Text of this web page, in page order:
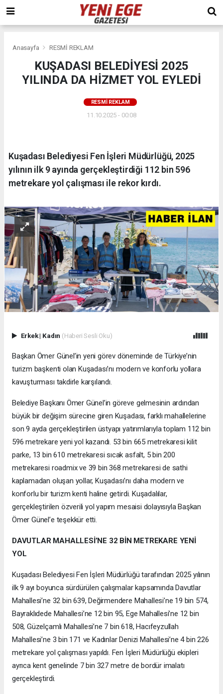
Anasayfa RESMİ REKLAM
KUŞADASI BELEDİYESİ 2025
YILINDA DA HİZMET YOL EYLEDİ
RESMİ REKLAM
11.10.2025 - 00:08
Kuşadası Belediyesi Fen İşleri Müdürlüğü, 2025
yılının ilk 9 ayında gerçekleştirdiği 112 bin 596
metrekare yol çalışması ile rekor kırdı.
Erkek| Kadın (Haberi Sesli Oku)
Başkan Ömer Günel’in yeni görev döneminde de Türkiye’nin
turizm başkenti olan Kuşadası’nı modern ve konforlu yollara
kavuşturması takdirle karşılandı.
Belediye Başkanı Ömer Günel’in göreve gelmesinin ardından
büyük bir değişim sürecine giren Kuşadası, farklı mahallelerine
son 9 ayda gerçekleştirilen üstyapı yatırımlarıyla toplam 112 bin
596 metrekare yeni yol kazandı. 53 bin 665 metrekaresi kilit
parke, 13 bin 610 metrekaresi sıcak asfalt, 5 bin 200
metrekaresi roadmix ve 39 bin 368 metrekaresi de sathi
kaplamadan oluşan yollar, Kuşadası’nı daha modern ve
konforlu bir turizm kenti haline getirdi. Kuşadalılar,
gerçekleştirilen özverili yol yapım mesaisi dolayısıyla Başkan
Ömer Günel’e teşekkür etti.
DAVUTLAR MAHALLESİ’NE 32 BİN METREKARE YENİ
YOL
Kuşadası Belediyesi Fen İşleri Müdürlüğü tarafından 2025 yılının
ilk 9 ayı boyunca sürdürülen çalışmalar kapsamında Davutlar
Mahallesi’ne 32 bin 639, Değirmendere Mahallesi’ne 19 bin 574,
Bayraklıdede Mahallesi’ne 12 bin 95, Ege Mahallesi’ne 12 bin
508, Güzelçamlı Mahallesi’ne 7 bin 618, Hacıfeyzullah
Mahallesi’ne 3 bin 171 ve Kadınlar Denizi Mahallesi’ne 4 bin 226
metrekare yol çalışması yapıldı. Fen İşleri Müdürlüğü ekipleri
ayrıca kent genelinde 7 bin 327 metre de bordür imalatı
gerçekleştirdi.